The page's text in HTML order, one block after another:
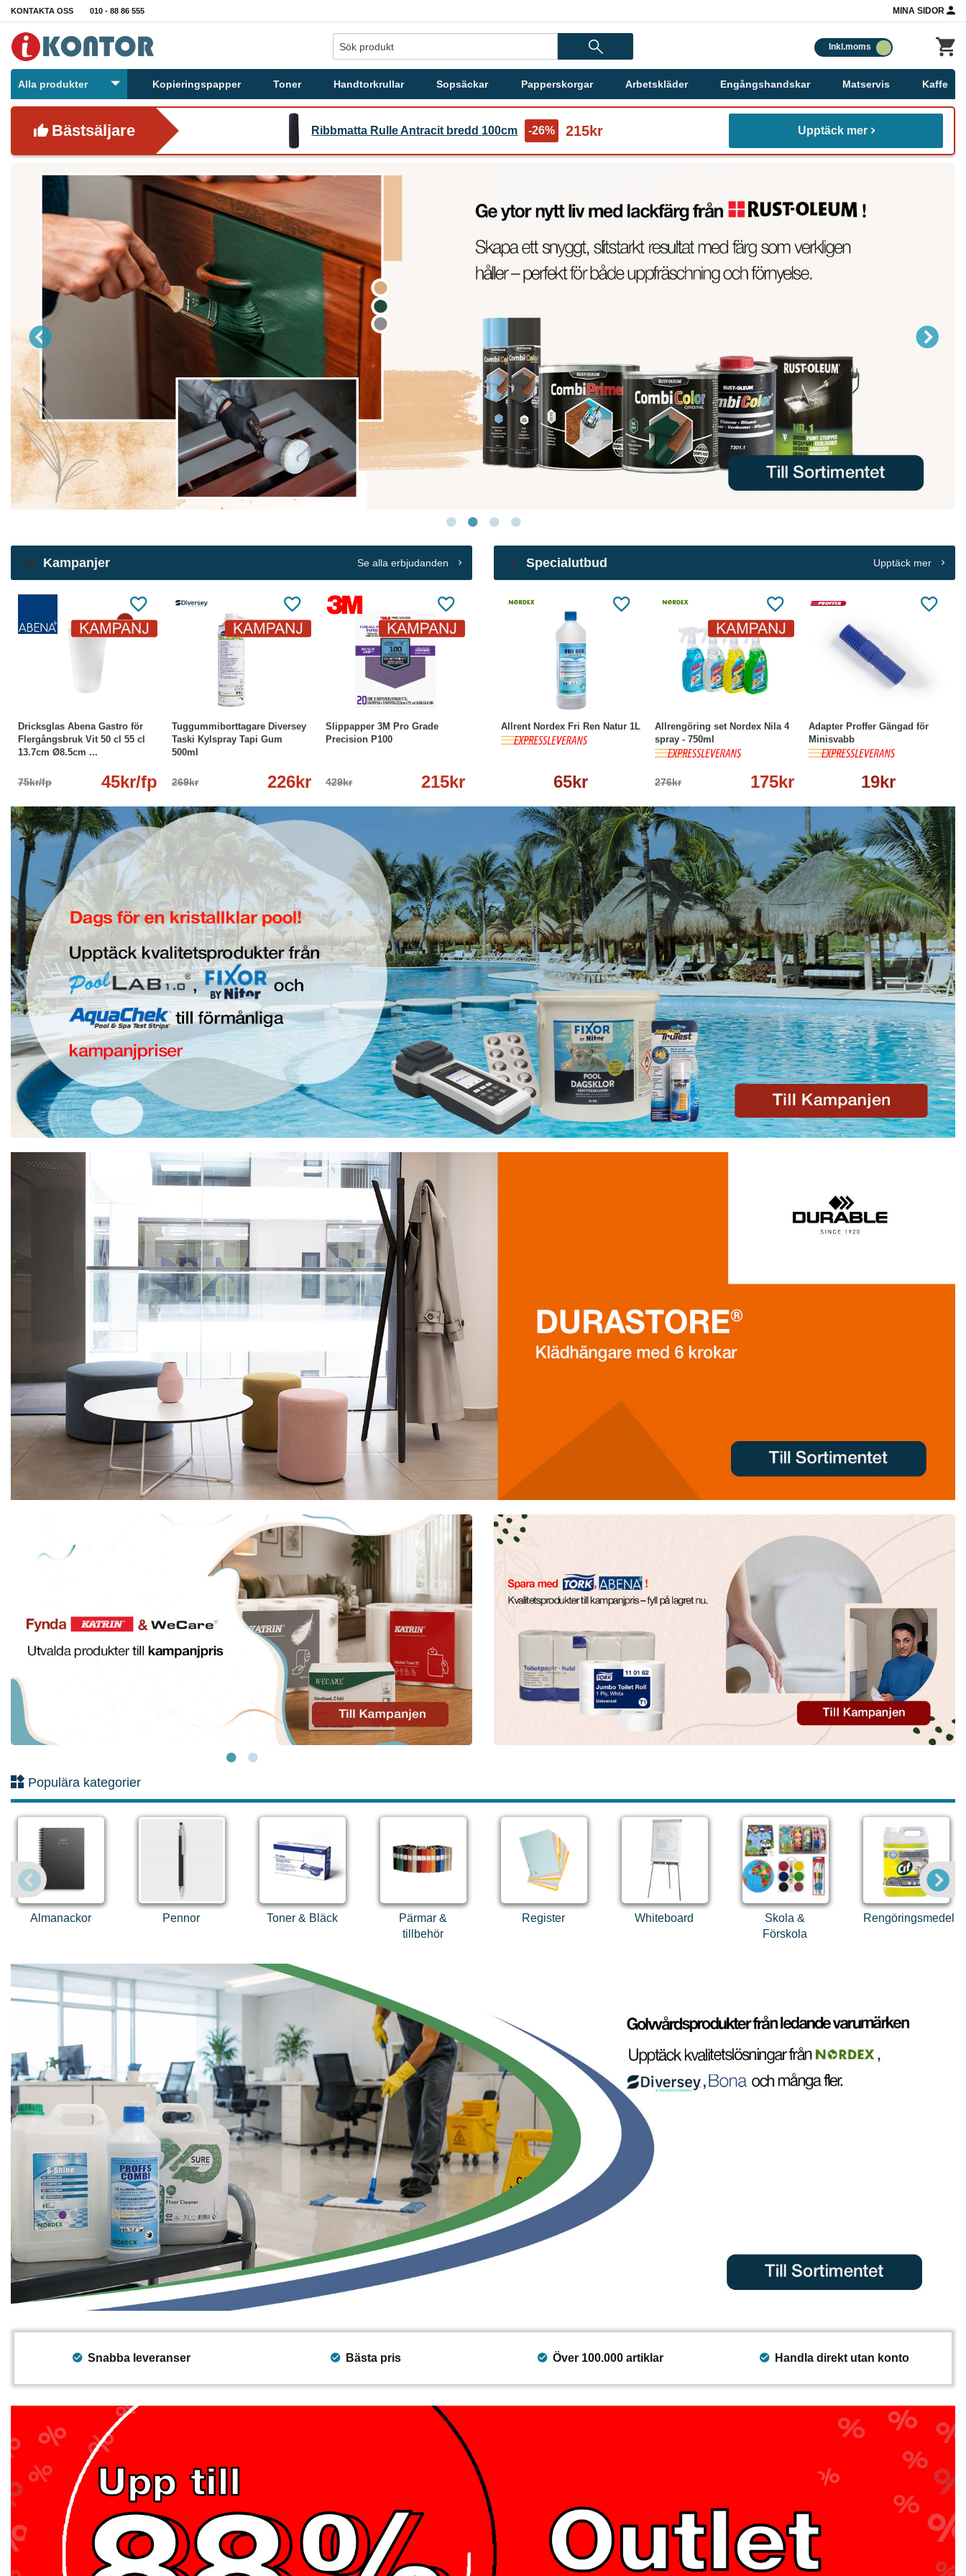
KONTAKTA OSS 010 - 88 86 555 MINA SIDOR
Inkl.moms
Alla produkter Kopieringspapper Toner Handtorkrullar Sopsäckar Papperskorgar Arbetskläder Engångshandskar Matservis Kaffe
Bästsäljare Ribbmatta Rulle Antracit bredd 100cm -26% 215kr Upptäck mer
Kampanjer Se alla erbjudanden
Dricksglas Abena Gastro för
Flergångsbruk Vit 50 cl 55 cl
13.7cm Ø8.5cm ...
75kr/fp 45kr/fp
Läs mer
Tuggummiborttagare Diversey
Taski Kylspray Tapi Gum
500ml
269kr 226kr
Köp
Slippapper 3M Pro Grade
Precision P100
429kr 215kr
Köp
Specialutbud Upptäck mer
Allrent Nordex Fri Ren Natur 1L
65kr
Allrengöring set Nordex Nila 4
spray - 750ml
276kr 175kr
-37% Köp Läs mer
Adapter Proffer Gängad för
Minisvabb
19kr
Läs mer
Populära kategorier
Almanackor Pennor Toner & Bläck
Pärmar &
tillbehör
Register Whiteboard
Skola &
Förskola
Rengöringsmedel
Snabba leveranser Bästa pris Över 100.000 artiklar Handla direkt utan konto